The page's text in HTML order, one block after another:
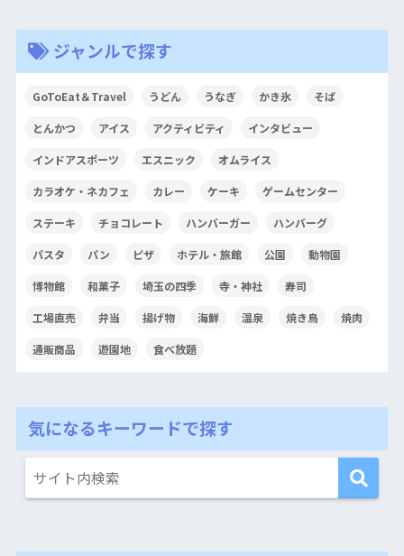
ジャンルで探す
GoToEat＆Travel うどん うなぎ かき氷 そば
とんかつ アイス アクティビティ インタビュー
インドアスポーツ エスニック オムライス
カラオケ・ネカフェ カレー ケーキ ゲームセンター
ステーキ チョコレート ハンバーガー ハンバーグ
パスタ パン ピザ ホテル・旅館 公園 動物園
博物館 和菓子 埼玉の四季 寺・神社 寿司
工場直売 弁当 揚げ物 海鮮 温泉 焼き鳥 焼肉
通販商品 遊園地 食べ放題
気になるキーワードで探す